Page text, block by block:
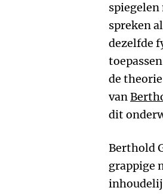
spreken
dezelfde
de
van
dit
Berthold
grappige